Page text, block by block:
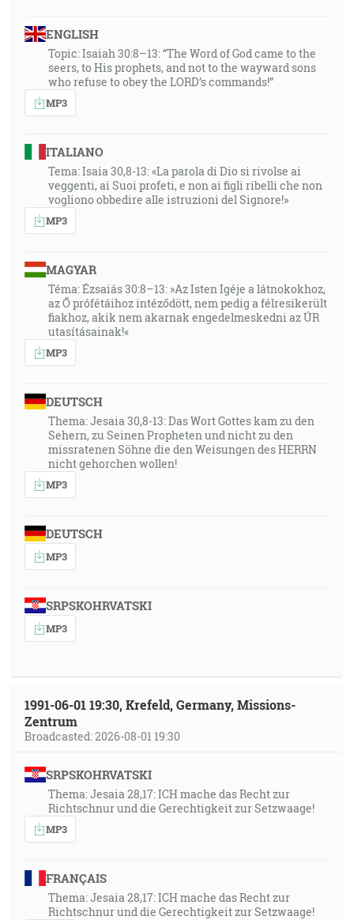
ENGLISH
Topic: Isaiah 30:8–13: “The Word of God came to the
seers, to His prophets, and not to the wayward sons
who refuse to obey the LORD’s commands!”
MP3
ITALIANO
Tema: Isaia 30,8-13: «La parola di Dio si rivolse ai
veggenti, ai Suoi profeti, e non ai figli ribelli che non
vogliono obbedire alle istruzioni del Signore!»
MP3
MAGYAR
Téma: Ézsaiás 30:8–13: »Az Isten Igéje a látnokokhoz,
az Ő prófétáihoz intéződött, nem pedig a félresikerült
fiakhoz, akik nem akarnak engedelmeskedni az ÚR
utasításainak!«
MP3
DEUTSCH
Thema: Jesaia 30,8-13: Das Wort Gottes kam zu den
Sehern, zu Seinen Propheten und nicht zu den
missratenen Söhne die den Weisungen des HERRN
nicht gehorchen wollen!
MP3
DEUTSCH
MP3
SRPSKOHRVATSKI
MP3
1991-06-01 19:30, Krefeld, Germany, Missions-
Zentrum
Broadcasted: 2026-08-01 19:30
SRPSKOHRVATSKI
Thema: Jesaia 28,17: ICH mache das Recht zur
Richtschnur und die Gerechtigkeit zur Setzwaage!
MP3
FRANÇAIS
Thema: Jesaia 28,17: ICH mache das Recht zur
Richtschnur und die Gerechtigkeit zur Setzwaage!